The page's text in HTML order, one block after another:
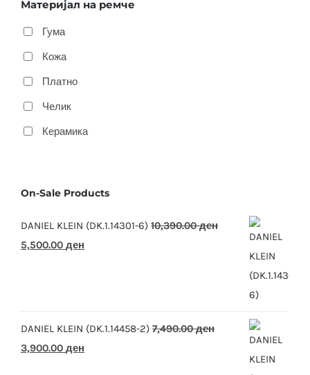
Материјал на ремче
Гума
Кожа
Платно
Челик
Керамика
On-Sale Products
DANIEL KLEIN (DK.1.14301-6) 10,390.00ден
Original
5,500.00 ден
DANIEL KLEIN (DK.1.14458-2) 7,490.00ден
Original
3,900.00 ден